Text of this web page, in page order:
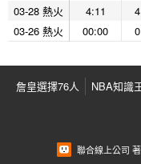
03-28 熱火
4:11 4
03-26 熱火
00:00 0
詹皇選擇76人 NBA知識
聯合線上公司